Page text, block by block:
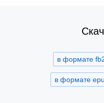
в формате
в формате